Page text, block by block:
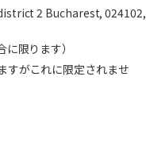
2 Bucharest, 024102,
限ります）
すがこれに限定されませ